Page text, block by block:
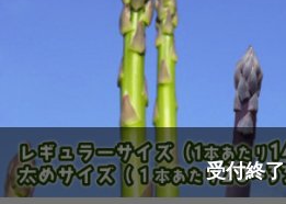
受付終了